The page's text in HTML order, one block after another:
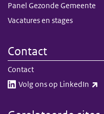
Panel Gezonde Gemeente
Vacatures en stages
Contact
Contact
Volg ons op LinkedIn​​